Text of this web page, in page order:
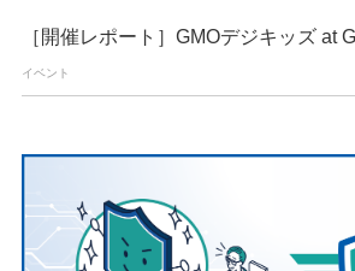
［開催レポート］GMOデジキッズ at
イベント